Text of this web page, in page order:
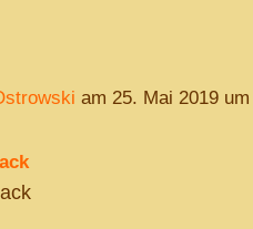
am 25. Mai 2019